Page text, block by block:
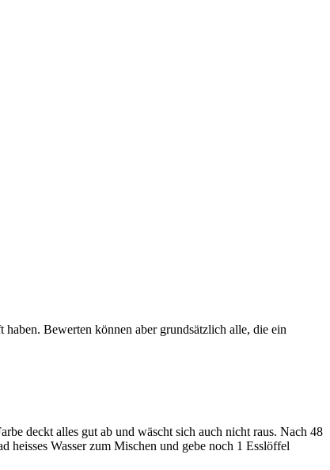
Bewerten können aber grundsätzlich alle, die ein
deckt alles gut ab und wäscht sich auch nicht raus. Nach 48
heisses Wasser zum Mischen und gebe noch 1 Esslöffel